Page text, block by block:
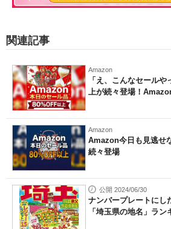
関連記事
Amazon
「え、こんなセール
上が続々登場！
Amazon
Amazon今日も見逃せ
続々登場
公開 2024/06/30
ナンバープレートにし
「埼玉県の地名」ラ